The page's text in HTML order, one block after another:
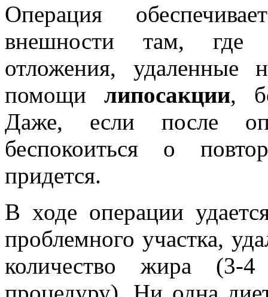
Операция
внешности там, где
отложения, удаленные
помощилипосакции,
Даже, если после
беспокоиться о
придется.
В ходе операции
проблемного участка,
количество жира (3-